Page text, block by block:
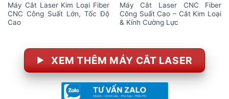
Máy Cắt Laser Kim Loại Fiber
CNC Công Suất Lớn, Tốc Độ
Cao
Máy Cắt Laser CNC Fiber
Công Suất Cao – Cắt Kim Loại
& Kính Cường Lực
XEM THÊM MÁY CẮT LASER